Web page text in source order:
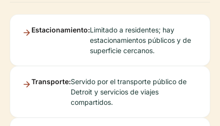
Estacionamiento:Limitado a residentes; hay
estacionamientos públicos y de
superficie cercanos.
Transporte:Servido por el transporte público de
Detroit y servicios de viajes
compartidos.